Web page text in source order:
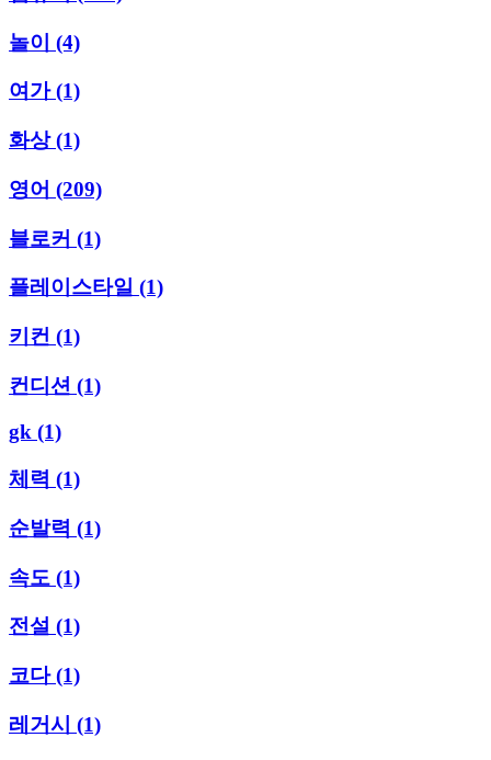
놀이 (4)
여가(1)
화상(1)
영어 (209)
블로커 (1)
플레이스타일 (1)
키컨 (1)
컨디션 (1)
gk (1)
체력 (1)
순발력 (1)
속도 (1)
전설 (1)
코다(1)
레거시 (1)